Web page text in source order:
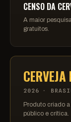
CENSO DA
A maior
gratuitos.
2026 ·
Produto criado
público e crítica.